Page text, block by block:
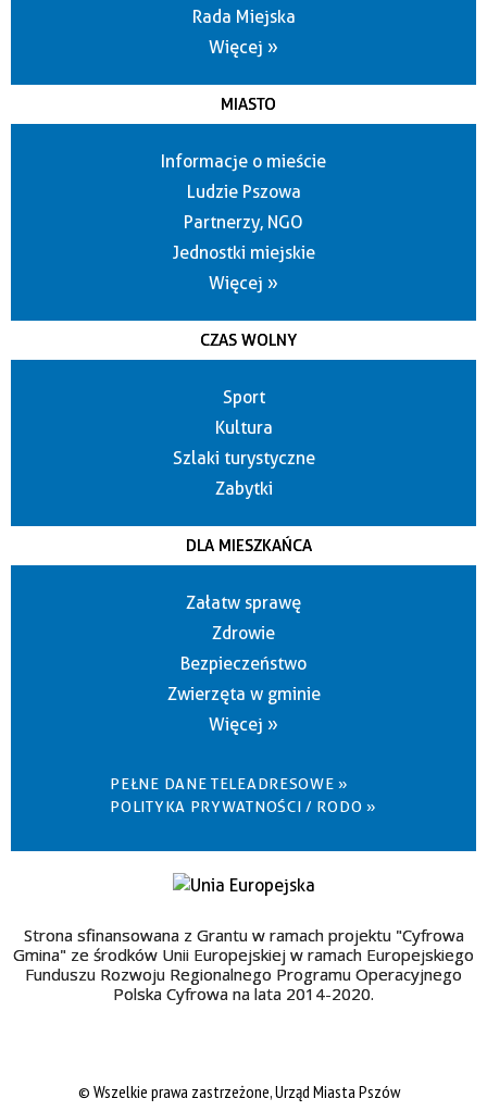
Rada Miejska
Więcej »
MIASTO
Informacje o mieście
Ludzie Pszowa
Partnerzy, NGO
Jednostki miejskie
Więcej »
CZAS WOLNY
Sport
Kultura
Szlaki turystyczne
Zabytki
DLA MIESZKAŃCA
Załatw sprawę
Zdrowie
Bezpieczeństwo
Zwierzęta w gminie
Więcej »
PEŁNE DANE TELEADRESOWE »
POLITYKA PRYWATNOŚCI / RODO »
Strona sfinansowana z Grantu w ramach projektu "Cyfrowa
Gmina" ze środków Unii Europejskiej w ramach Europejskiego
Funduszu Rozwoju Regionalnego Programu Operacyjnego
Polska Cyfrowa na lata 2014-2020.
© Wszelkie prawa zastrzeżone, Urząd Miasta Pszów